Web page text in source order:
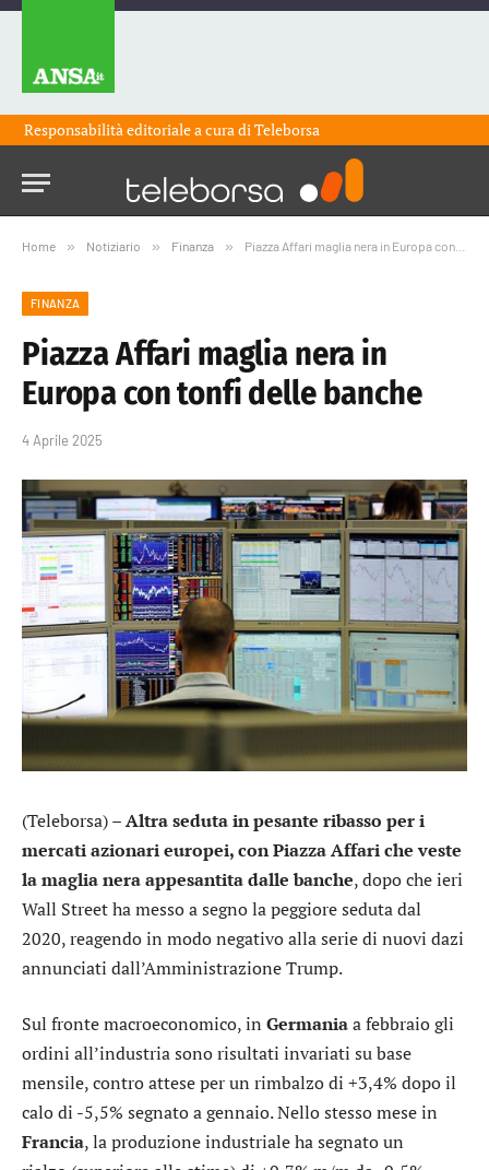
Responsabilità editoriale a cura diTeleborsa
Home » Notiziario » Finanza » Piazza Affari maglia nera in Europa con tonfi delle banche
FINANZA
Piazza Affari maglia nera in
Europa con tonfi delle banche
4 Aprile 2025
(Teleborsa) –Altra seduta in pesante ribasso per i
mercati azionari europei, con Piazza Affari che veste
la maglia nera appesantita dalle banche, dopo che ieri
Wall Street ha messo a segno la peggiore seduta dal
2020, reagendo in modo negativo alla serie di nuovi dazi
annunciati dall’Amministrazione Trump.
Sul fronte macroeconomico, in Germaniaa febbraio gli
ordini all’industria sono risultati invariati su base
mensile, contro attese per un rimbalzo di +3,4% dopo il
calo di -5,5% segnato a gennaio. Nello stesso mese in
Francia, la produzione industriale ha segnato un